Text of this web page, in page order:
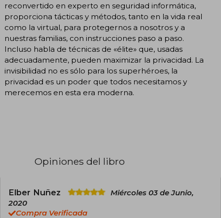
reconvertido en experto en seguridad informática,
proporciona tácticas y métodos, tanto en la vida real
como la virtual, para protegernos a nosotros y a
nuestras familias, con instrucciones paso a paso.
Incluso habla de técnicas de «élite» que, usadas
adecuadamente, pueden maximizar la privacidad. La
invisibilidad no es sólo para los superhéroes, la
privacidad es un poder que todos necesitamos y
merecemos en esta era moderna.
Opiniones del libro
Elber Nuñez
Miércoles 03 de Junio,
2020
Compra Verificada